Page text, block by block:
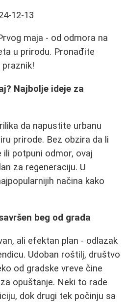
12-13
maja - od odmora na
u prirodu. Pronađite
Najbolje ideje za
da napustite urbanu
prirode. Bez obzira da li
potpuni odmor, ovaj
za regeneraciju. U
načina kako
beg od grada
ali efektan plan - odlazak
Udoban roštilj, društvo
od gradske vreve čine
opuštanje. Neki to rade
dok drugi tek počinju sa